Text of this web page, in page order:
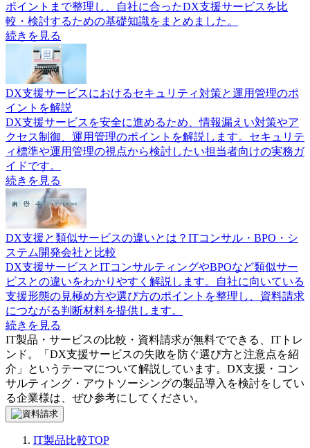
ポイントまで整理し、自社に合ったDX支援サービスを比
較・検討するための基礎知識をまとめました。
続きを見る
DX支援サービスにおけるセキュリティ対策と運用管理のポ
イントを解説
DX支援サービスを安全に進めるため、情報漏えい対策やア
クセス制御、運用管理のポイントを解説します。セキュリテ
ィ標準や運用管理の視点から検討したい担当者向けの実務ガ
イドです。
続きを見る
DX支援と類似サービスの違いとは？ITコンサル・BPO・シ
ステム開発会社と比較
DX支援サービスとITコンサルティングやBPOなど類似サー
ビスとの違いをわかりやすく解説します。自社に向いている
支援形態の見極め方や選び方のポイントを整理し、資料請求
につながる判断材料を提供します。
続きを見る
IT製品・サービスの比較・資料請求が無料でできる、ITトレ
ンド。「 DX支援サービスの失敗を防ぐ選び方と注意点を紹
介 」というテーマについて解説しています。 DX支援・コン
サルティング・アウトソーシングの製品導入を検討をしてい
る企業様は、ぜひ参考にしてください。
IT製品比較TOP